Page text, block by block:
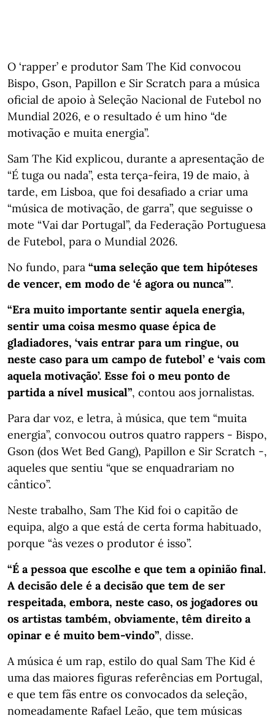
O ‘rapper’ e produtor Sam The Kid convocou
Bispo, Gson, Papillon e Sir Scratch para a música
oficial de apoio à Seleção Nacional de Futebol no
Mundial 2026, e o resultado é um hino “de
motivação e muita energia”.
Sam The Kid explicou, durante a apresentação de
“É tuga ou nada”, esta terça-feira, 19 de maio, à
tarde, em Lisboa, que foi desafiado a criar uma
“música de motivação, de garra”, que seguisse o
mote “Vai dar Portugal”, da Federação Portuguesa
de Futebol, para o Mundial 2026.
No fundo, para “uma seleção que tem hipóteses
de vencer, em modo de ‘é agora ou nunca’”.
“Era muito importante sentir aquela energia,
sentir uma coisa mesmo quase épica de
gladiadores, ‘vais entrar para um ringue, ou
neste caso para um campo de futebol’ e ‘vais com
aquela motivação’. Esse foi o meu ponto de
partida a nível musical”, contou aos jornalistas.
Para dar voz, e letra, à música, que tem “muita
energia”, convocou outros quatro rappers - Bispo,
Gson (dos Wet Bed Gang), Papillon e Sir Scratch -,
aqueles que sentiu “que se enquadrariam no
cântico”.
Neste trabalho, Sam The Kid foi o capitão de
equipa, algo a que está de certa forma habituado,
porque “às vezes o produtor é isso”.
“É a pessoa que escolhe e que tem a opinião final.
A decisão dele é a decisão que tem de ser
respeitada, embora, neste caso, os jogadores ou
os artistas também, obviamente, têm direito a
opinar e é muito bem-vindo”, disse.
A música é um rap, estilo do qual Sam The Kid é
uma das maiores figuras referências em Portugal,
e que tem fãs entre os convocados da seleção,
nomeadamente Rafael Leão, que tem músicas